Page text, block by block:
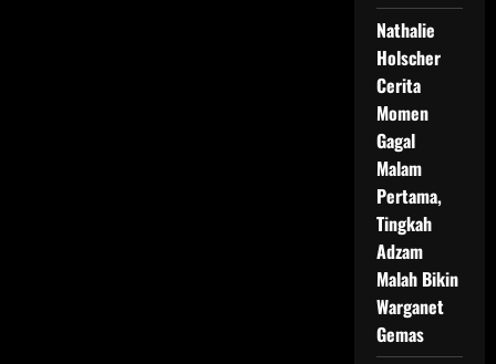
Nathalie
Holscher
Cerita
Momen
Gagal
Malam
Pertama,
Tingkah
Adzam
Malah Bikin
Warganet
Gemas